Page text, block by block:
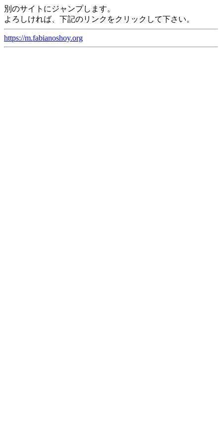
別のサイトにジャンプします。
よろしければ、下記のリンクをクリックして下さい。
https://m.fabianoshoy.org